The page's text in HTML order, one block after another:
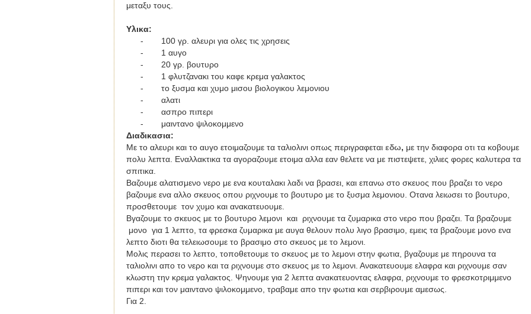
μεταξυ τους.
Yλικα:
-
100 γρ. αλευρι για ολες τις χρησεις
-
1 αυγο
-
20 γρ. βουτυρο
-
1 φλυτζανακι του καφε κρεμα γαλακτος
-
το ξυσμα και χυμο μισου βιολογικου λεμονιου
-
αλατι
-
ασπρο πιπερι
-
μαιντανο ψιλοκομμενο
Διαδικασια:
Με το αλευρι και το αυγο ετοιμαζουμε τα ταλιολινι οπως περιγραφεται εδω, με την διαφορα οτι τα κοβουμε
πολυ λεπτα. Εναλλακτικα τα αγοραζουμε ετοιμα αλλα εαν θελετε να με πιστεψετε, χιλιες φορες καλυτερα τα
σπιτικα.
Βαζουμε αλατισμενο νερο με ενα κουταλακι λαδι να βρασει, και επανω στο σκευος που βραζει το νερο
βαζουμε ενα αλλο σκευος οπου ριχνουμε το βουτυρο με το ξυσμα λεμονιου. Οτανα λειωσει το βουτυρο,
προσθετουμε τον χυμο και ανακατευουμε.
Βγαζουμε το σκευος με το βουτυρο λεμονι και ριχνουμε τα ζυμαρικα στο νερο που βραζει. Τα βραζουμε
μονο για 1 λεπτο, τα φρεσκα ζυμαρικα με αυγα θελουν πολυ λιγο βρασιμο, εμεις τα βραζουμε μονο ενα
λεπτο διοτι θα τελειωσουμε το βρασιμο στο σκευος με το λεμονι.
Μολις περασει το λεπτο, τοποθετουμε το σκευος με το λεμονι στην φωτια, βγαζουμε με πηρουνα τα
ταλιολινι απο το νερο και τα ριχνουμε στο σκευος με το λεμονι. Ανακατευουμε ελαφρα και ριχνουμε σαν
κλωστη την κρεμα γαλακτος. Ψηνουμε για 2 λεπτα ανακατευοντας ελαφρα, ριχνουμε το φρεσκοτριμμενο
πιπερι και τον μαιντανο ψιλοκομμενο, τραβαμε απο την φωτια και σερβιρουμε αμεσως.
Για 2.